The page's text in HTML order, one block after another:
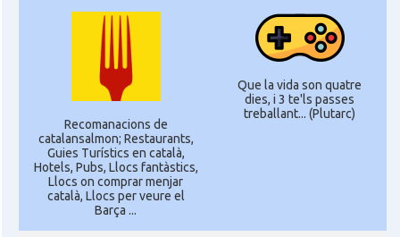
Recomanacions de
catalansalmon; Restaurants,
Guies Turístics en català,
Hotels, Pubs, Llocs fantàstics,
Llocs on comprar menjar
català, Llocs per veure el
Barça ...
Que la vida son quatre
dies, i 3 te'ls passes
treballant... (Plutarc)